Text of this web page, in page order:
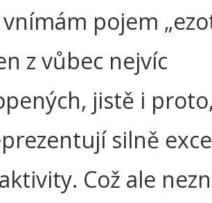
pojem
z vůbec nejvíc
jistě i
silně
Což ale